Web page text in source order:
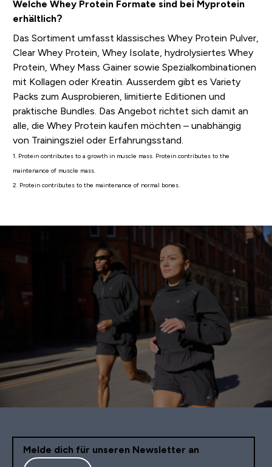
Welche Whey Protein Formate sind bei Myprotein
erhältlich?
Das Sortiment umfasst klassisches Whey Protein Pulver,
Clear Whey Protein, Whey Isolate, hydrolysiertes Whey
Protein, Whey Mass Gainer sowie Spezialkombinationen
mit Kollagen oder Kreatin. Ausserdem gibt es Variety
Packs zum Ausprobieren, limitierte Editionen und
praktische Bundles. Das Angebot richtet sich damit an
alle, die Whey Protein kaufen möchten – unabhängig
von Trainingsziel oder Erfahrungsstand.
1. Protein contributes to a growth in muscle mass. Protein contributes to the
maintenance of muscle mass.
2. Protein contributes to the maintenance of normal bones.
Melde dich für unseren Newsletter an